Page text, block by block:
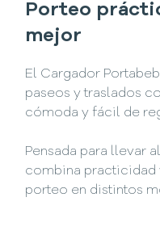
Porteo
mejor
El Cargador
paseos y traslados
cómoda y fácil de
Pensada para llevar
combina practicidad
porteo en distintos